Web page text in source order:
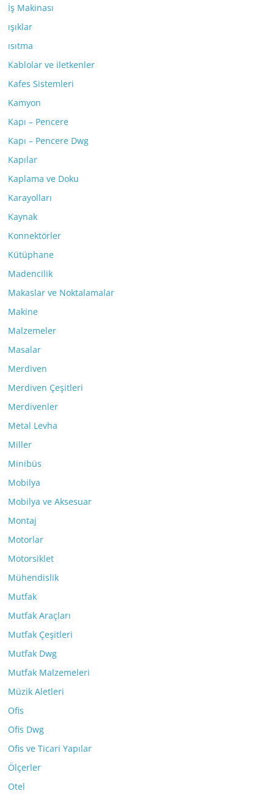
İş Makinası
ışıklar
ısıtma
Kablolar ve iletkenler
Kafes Sistemleri
Kamyon
Kapı – Pencere
Kapı – Pencere Dwg
Kapılar
Kaplama ve Doku
Karayolları
Kaynak
Konnektörler
Kütüphane
Madencilik
Makaslar ve Noktalamalar
Makine
Malzemeler
Masalar
Merdiven
Merdiven Çeşitleri
Merdivenler
Metal Levha
Miller
Minibüs
Mobilya
Mobilya ve Aksesuar
Montaj
Motorlar
Motorsiklet
Mühendislik
Mutfak
Mutfak Araçları
Mutfak Çeşitleri
Mutfak Dwg
Mutfak Malzemeleri
Müzik Aletleri
Ofis
Ofis Dwg
Ofis ve Ticari Yapılar
Ölçerler
Otel